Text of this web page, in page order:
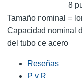
8
Tamaño nominal =
Capacidad nominal
del tubo de acero
Reseñas
P y R